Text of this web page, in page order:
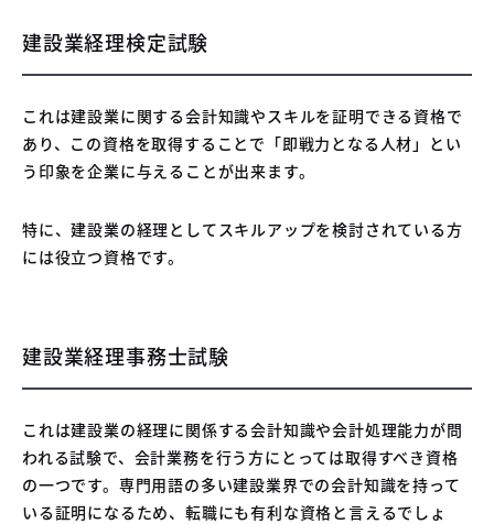
建設業経理検定試験
これは建設業に関する会計知識やスキルを証明できる資格で
あり、この資格を取得することで「即戦力となる人材」とい
う印象を企業に与えることが出来ます。
特に、建設業の経理としてスキルアップを検討されている方
には役立つ資格です。
建設業経理事務士試験
これは建設業の経理に関係する会計知識や会計処理能力が問
われる試験で、会計業務を行う方にとっては取得すべき資格
の一つです。専門用語の多い建設業界での会計知識を持って
いる証明になるため、転職にも有利な資格と言えるでしょ